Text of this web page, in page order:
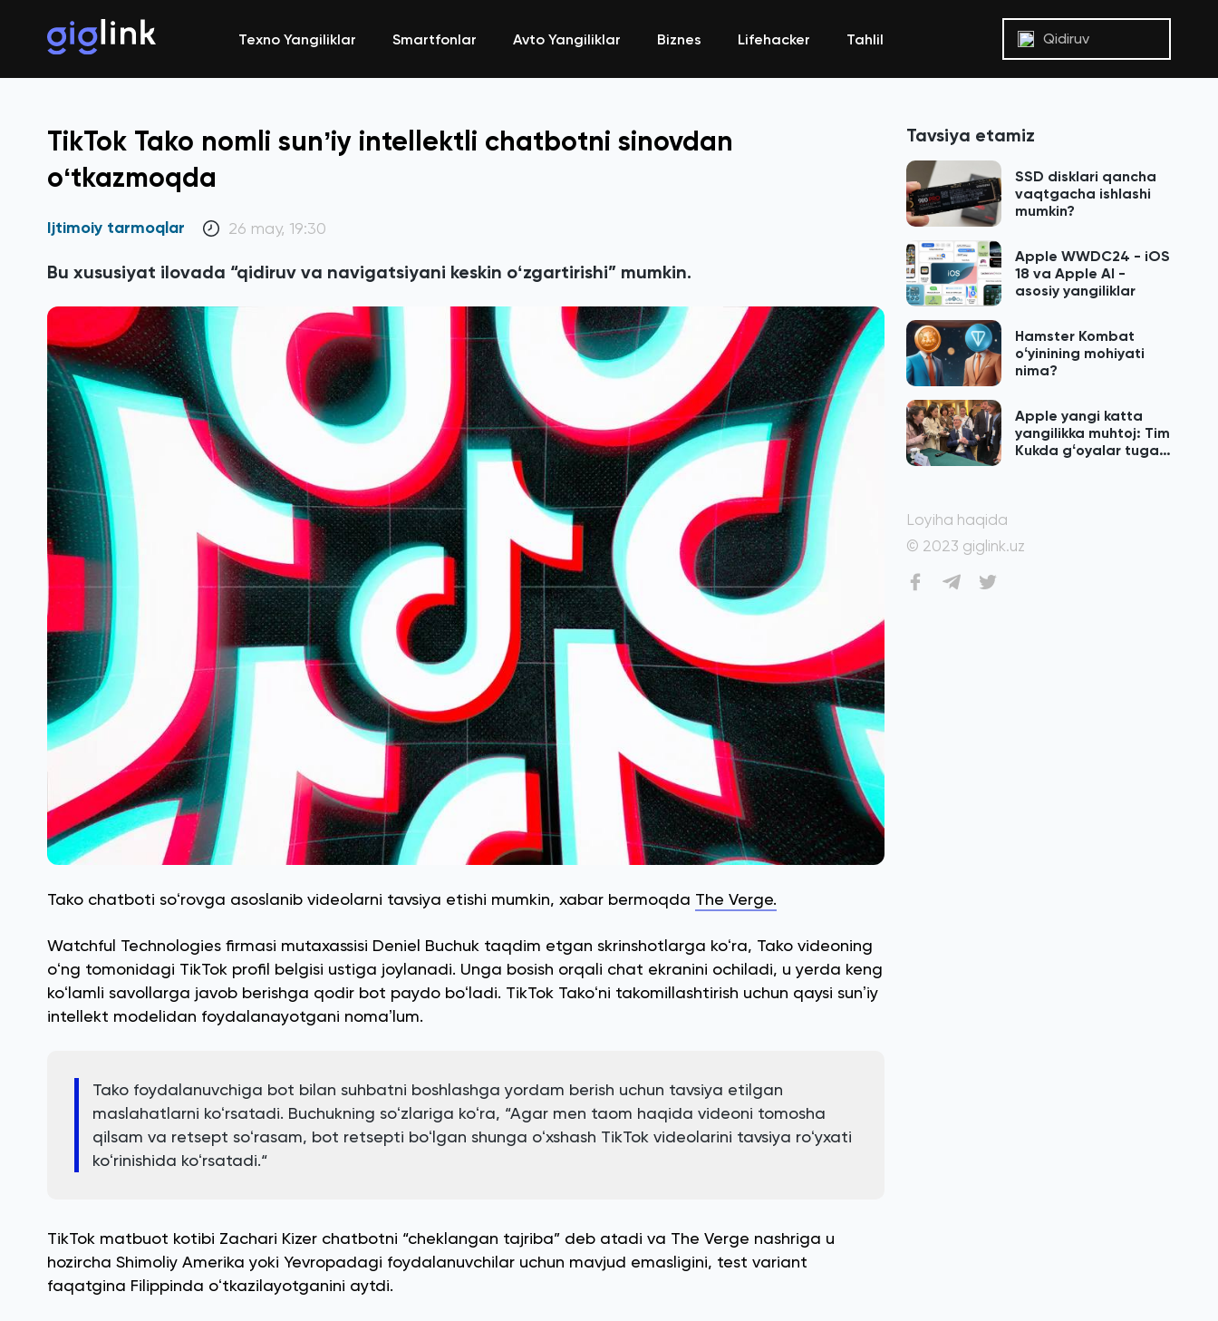
Texno Yangiliklar Smartfonlar Avto Yangiliklar Biznes Lifehacker Tahlil Qidiruv
TikTok Tako nomli sunʼiy intellektli chatbotni sinovdan
oʻtkazmoqda
Ijtimoiy tarmoqlar 26 may, 19:30
Bu xususiyat ilovada “qidiruv va navigatsiyani keskin oʻzgartirishi” mumkin.
Tako chatboti soʻrovga asoslanib videolarni tavsiya etishi mumkin, xabar bermoqda The Verge.
Watchful Technologies firmasi mutaxassisi Deniel Buchuk taqdim etgan skrinshotlarga koʻra, Tako videoning
oʻng tomonidagi TikTok profil belgisi ustiga joylanadi. Unga bosish orqali chat ekranini ochiladi, u yerda keng
koʻlamli savollarga javob berishga qodir bot paydo boʻladi. TikTok Takoʻni takomillashtirish uchun qaysi sunʼiy
intellekt modelidan foydalanayotgani nomaʼlum.
Tako foydalanuvchiga bot bilan suhbatni boshlashga yordam berish uchun tavsiya etilgan
maslahatlarni koʻrsatadi. Buchukning soʻzlariga koʻra, “Agar men taom haqida videoni tomosha
qilsam va retsept soʻrasam, bot retsepti boʻlgan shunga oʻxshash TikTok videolarini tavsiya roʻyxati
koʻrinishida koʻrsatadi.“
TikTok matbuot kotibi Zachari Kizer chatbotni “cheklangan tajriba” deb atadi va The Verge nashriga u
hozircha Shimoliy Amerika yoki Yevropadagi foydalanuvchilar uchun mavjud emasligini, test variant
faqatgina Filippinda oʻtkazilayotganini aytdi.
Tavsiya etamiz
SSD disklari qancha
vaqtgacha ishlashi
mumkin?
Apple WWDC24 - iOS
18 va Apple AI -
asosiy yangiliklar
Hamster Kombat
oʻyinining mohiyati
nima?
Apple yangi katta
yangilikka muhtoj: Tim
Kukda gʻoyalar tugab
Loyiha haqida
© 2023 giglink.uz